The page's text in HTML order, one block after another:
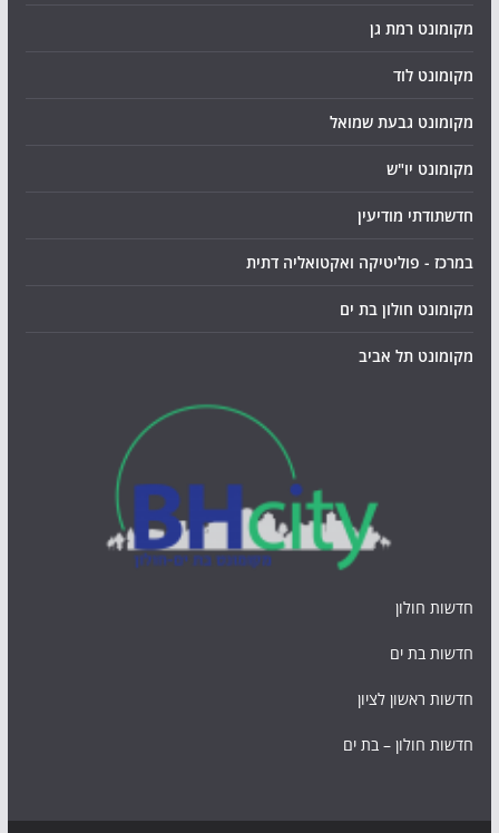
מקומונט רמת גן
מקומונט לוד
מקומונט גבעת שמואל
מקומונט יו"ש
חדשתודתי מודיעין
במרכז - פוליטיקה ואקטואליה דתית
מקומונט חולון בת ים
מקומונט תל אביב
חדשות חולון
חדשות בת ים
חדשות ראשון לציון
חדשות חולון – בת ים